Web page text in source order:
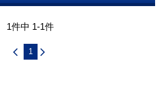
1件中 1-1件
1